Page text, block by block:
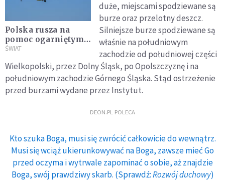
Polska rusza na
pomoc ogarniętym
koronakryzysem
ŚWIAT
duże, miejscami spodziewane są
burze oraz przelotny deszcz.
Silniejsze burze spodziewane są
właśnie na południowym
zachodzie od południowej części
Wielkopolski, przez Dolny Śląsk, po Opolszczyznę i na
południowym zachodzie Górnego Śląska. Stąd ostrzeżenie
przed burzami wydane przez Instytut.
DEON.PL POLECA
Kto szuka Boga, musi się zwrócić całkowicie do wewnątrz.
Musi się wciąż ukierunkowywać na Boga, zawsze mieć Go
przed oczyma i wytrwale zapominać o sobie, aż znajdzie
Boga, swój prawdziwy skarb. (Sprawdź:Rozwój duchowy)